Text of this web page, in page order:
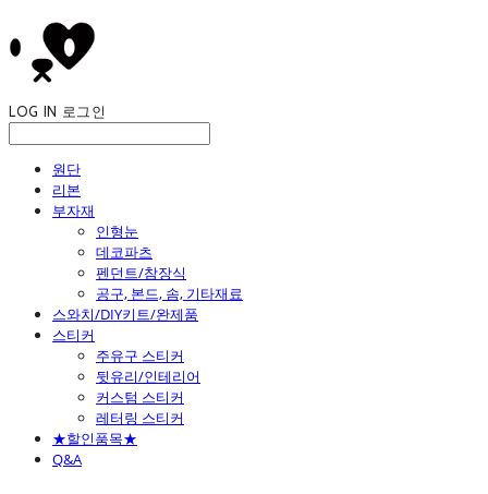
LOG IN 로그인
원단
리본
부자재
인형눈
데코파츠
펜던트/참장식
공구, 본드, 솜, 기타재료
스와치/DIY키트/완제품
스티커
주유구 스티커
뒷유리/인테리어
커스텀 스티커
레터링 스티커
★할인품목★
Q&A